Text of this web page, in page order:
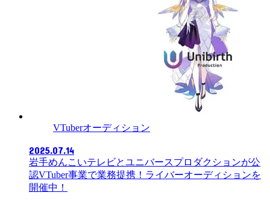
VTuberオーディション
2025.07.14
岩手めんこいテレビとユニバースプロダクションが公
認VTuber事業で業務提携！ライバーオーディションを
開催中！